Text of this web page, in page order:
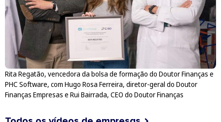
Rita Regatão, vencedora da bolsa de formação do Doutor Finanças e
PHC Software, com Hugo Rosa Ferreira, diretor-geral do Doutor
Finanças Empresas e Rui Bairrada, CEO do Doutor Finanças